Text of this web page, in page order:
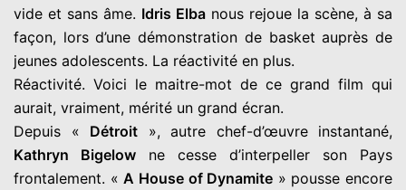
vide et sans âme. Idris Elba nous rejoue la scène, à sa
façon, lors d’une démonstration de basket auprès de
jeunes adolescents. La réactivité en plus.
Réactivité. Voici le maitre-mot de ce grand film qui
aurait, vraiment, mérité un grand écran.
Depuis « Détroit », autre chef-d’œuvre instantané,
Kathryn Bigelow ne cesse d’interpeller son Pays
frontalement. « A House of Dynamite » pousse encore